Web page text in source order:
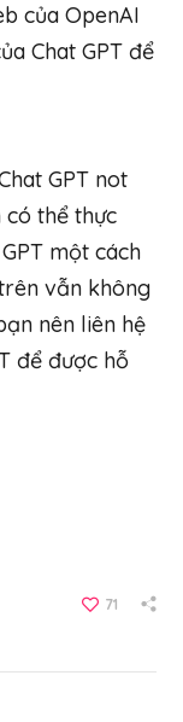
của OpenAI
Chat GPT để
GPT not
thể thực
một cách
vẫn không
nên liên hệ
để được hỗ
71